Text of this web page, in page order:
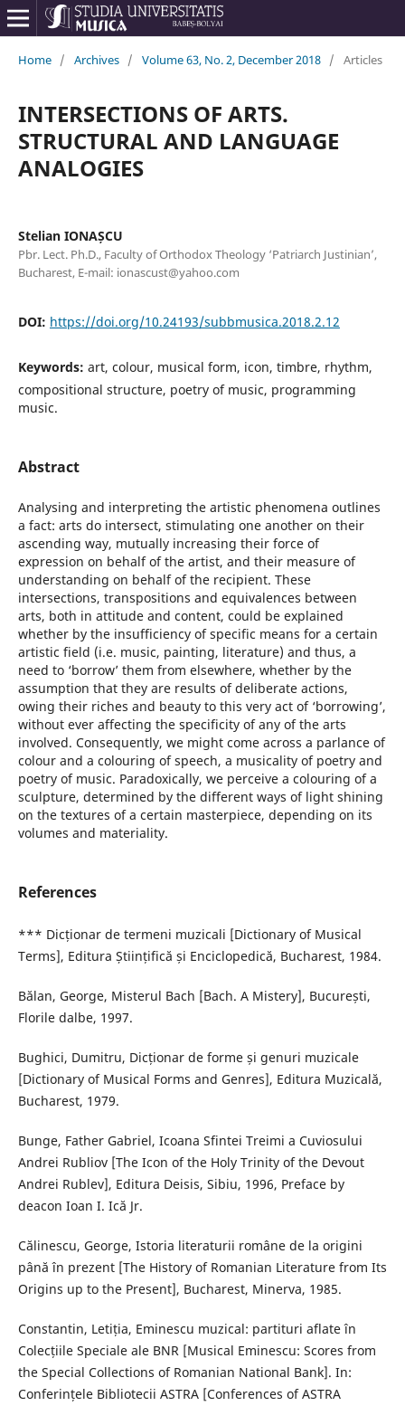
Home / Archives / Volume 63, No. 2, December 2018 / Articles
INTERSECTIONS OF ARTS.
STRUCTURAL AND LANGUAGE
ANALOGIES
Stelian IONAȘCU
Pbr. Lect. Ph.D., Faculty of Orthodox Theology ‘Patriarch Justinian’,
Bucharest, E-mail: ionascust@yahoo.com
DOI: https://doi.org/10.24193/subbmusica.2018.2.12
Keywords: art, colour, musical form, icon, timbre, rhythm,
compositional structure, poetry of music, programming
music.
Abstract
Analysing and interpreting the artistic phenomena outlines
a fact: arts do intersect, stimulating one another on their
ascending way, mutually increasing their force of
expression on behalf of the artist, and their measure of
understanding on behalf of the recipient. These
intersections, transpositions and equivalences between
arts, both in attitude and content, could be explained
whether by the insufficiency of specific means for a certain
artistic field (i.e. music, painting, literature) and thus, a
need to ‘borrow’ them from elsewhere, whether by the
assumption that they are results of deliberate actions,
owing their riches and beauty to this very act of ‘borrowing’,
without ever affecting the specificity of any of the arts
involved. Consequently, we might come across a parlance of
colour and a colouring of speech, a musicality of poetry and
poetry of music. Paradoxically, we perceive a colouring of a
sculpture, determined by the different ways of light shining
on the textures of a certain masterpiece, depending on its
volumes and materiality.
References
*** Dicționar de termeni muzicali [Dictionary of Musical
Terms], Editura Științifică și Enciclopedică, Bucharest, 1984.
Bălan, George, Misterul Bach [Bach. A Mistery], București,
Florile dalbe, 1997.
Bughici, Dumitru, Dicționar de forme și genuri muzicale
[Dictionary of Musical Forms and Genres], Editura Muzicală,
Bucharest, 1979.
Bunge, Father Gabriel, Icoana Sfintei Treimi a Cuviosului
Andrei Rubliov [The Icon of the Holy Trinity of the Devout
Andrei Rublev], Editura Deisis, Sibiu, 1996, Preface by
deacon Ioan I. Ică Jr.
Călinescu, George, Istoria literaturii române de la origini
până în prezent [The History of Romanian Literature from Its
Origins up to the Present], Bucharest, Minerva, 1985.
Constantin, Letiția, Eminescu muzical: partituri aflate în
Colecțiile Speciale ale BNR [Musical Eminescu: Scores from
the Special Collections of Romanian National Bank]. In:
Conferințele Bibliotecii ASTRA [Conferences of ASTRA